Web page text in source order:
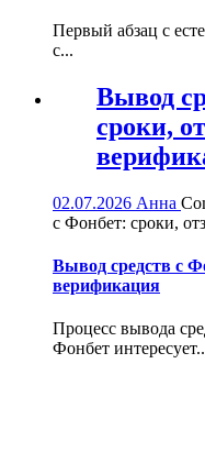
Первый абзац с
с...
Вывод
сроки,
02.07.2026 Анна
с Фонбет: сроки,
Вывод средств с
верификация
Процесс вывода
Фонбет